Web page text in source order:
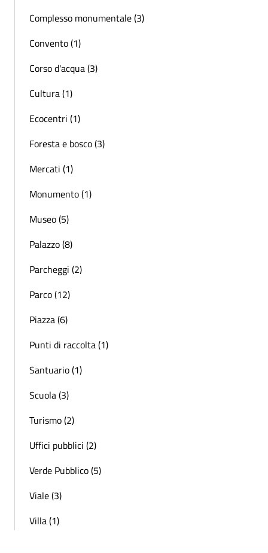
Complesso monumentale (3)
Convento (1)
Corso d'acqua (3)
Cultura (1)
Ecocentri (1)
Foresta e bosco (3)
Mercati (1)
Monumento (1)
Museo (5)
Palazzo (8)
Parcheggi (2)
Parco (12)
Piazza (6)
Punti di raccolta (1)
Santuario (1)
Scuola (3)
Turismo (2)
Uffici pubblici (2)
Verde Pubblico (5)
Viale (3)
Villa (1)